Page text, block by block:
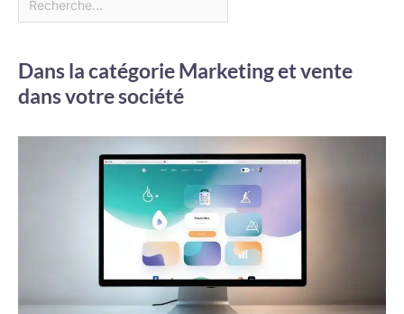
Dans la catégorie Marketing et vente
dans votre société